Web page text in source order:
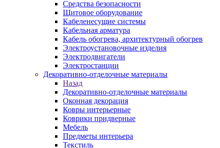
Средства безопасности
Щитовое оборудование
Кабеленесущие системы
Кабельная арматура
Кабель обогрева, архитектурный обогрев
Электроустановочные изделия
Электродвигатели
Электростанции
Декоративно-отделочные материалы
Назад
Декоративно-отделочные материалы
Оконная декорация
Ковры интерьерные
Коврики придверные
Мебель
Предметы интерьера
Текстиль